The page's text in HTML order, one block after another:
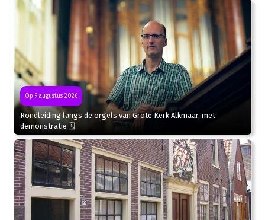
Op 9 augustus 2026
Rondleiding langs de orgels van Grote Kerk Alkmaar, met
demonstratie 🗓